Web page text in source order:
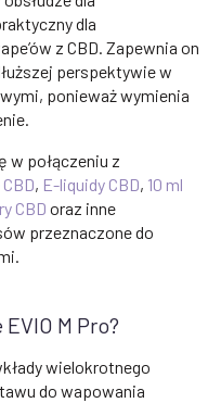
dla
z CBD. Zapewnia on
perspektywie w
ponieważ wymienia
w połączeniu z
, E-liquidy CBD, 10 ml
CBD oraz inne
przeznaczone do
M Pro?
wielokrotnego
do wapowania